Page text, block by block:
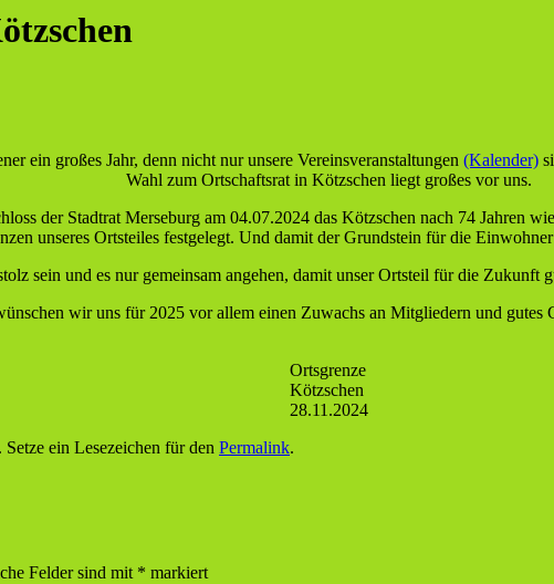
ein großes Jahr, denn nicht nur unsere Vereinsveranstaltungen (Kalender)
Wahl zum Ortschaftsrat in Kötzschen liegt großes vor uns.
der Stadtrat Merseburg am 04.07.2024 das Kötzschen nach 74 Jahren
unseres Ortsteiles festgelegt. Und damit der Grundstein für die
sein und es nur gemeinsam angehen, damit unser Ortsteil für die Zukunft
wir uns für 2025 vor allem einen Zuwachs an Mitgliedern und gutes
Ortsgrenze
Kötzschen
28.11.2024
ein Lesezeichen für den Permalink.
Felder sind mit * markiert